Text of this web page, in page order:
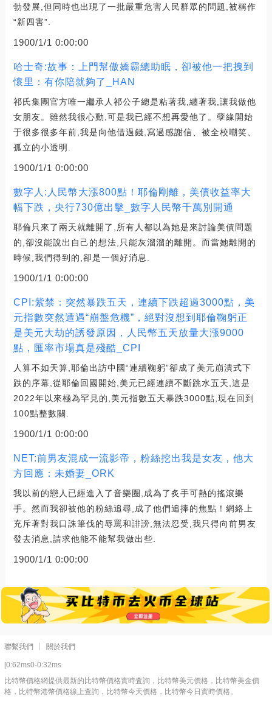
勃發展,但同時也出現了一批嚴重危害人民群眾的問題,被稱作
“新四害”.
1900/1/1 0:00:00
哈士奇:故事：上門幫傲嬌霸總助眠，卻被他一把拽到
懷里：有你陪就夠了_HAN
祁氏集團官方唯一繼承人祁公子總是粘著我,纏著我,讓我做他
女朋友。雖然我很心動,可是我已經不想再愛他了。孽緣開始
于很多很多年前,我是向他借過錢,寫過感謝信、被全校嘲笑、
孤立的小透明.
1900/1/1 0:00:00
數字人:人民幣大漲800點！耶倫剛離，美債收益率大
幅下跌，央行730億出擊_數字人民幣千萬別開通
耶倫只來了兩天就離開了,所有人都以為她是來討論美債問題
的,卻沒能說出自己的想法,只能灰溜溜的離開。而當她離開的
時候,我們得到的,卻是一個好消息.
1900/1/1 0:00:00
CPI:紫禁：突然暴跌五天，連續下跌超過3000點，美
元指數突然遭遇“崩盤危機”，絕對沒想到耶倫鞠躬正
是美元大劫的誘發原因，人民幣五天放量大漲9000
點，匯率市場真是殘酷_CPI
人算不如天算,耶倫出訪中國“連續鞠躬”卻成了美元崩潰式下
跌的序幕,從耶倫回國開始,美元已經連續不斷跳水五天,這是
2022年以來極為罕見的,美元指數五天暴跌3000點,現在回到
100點整數關.
1900/1/1 0:00:00
NET:前男友混成一流影帝，粉絲挖出我是女友，他大
方回應：未婚妻_ORK
我以前的戀人已經進入了音樂圈,成為了炙手可熱的搖滾樂
手。然而我卻被他的粉絲追尋,成了他們追捧的焦點！網絡上
充斥著對我口誅筆伐的辱罵和誹謗,無法忍受,我只得向前男友
發去消息,請求他能不能幫我做出些.
1900/1/1 0:00:00
聯繫我們 關於我們
[0:62ms0-0:32ms
比特幣價格網提供最新的比特幣價格實時査詢，比特幣美元價格，比特幣美金價
格，比特幣港幣價格線上查詢，比特幣今天價格，比特幣今日實時價格。